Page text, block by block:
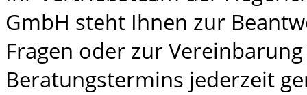
GmbH steht Ihnen zur
Fragen oder zur
Beratungstermins jederzeit